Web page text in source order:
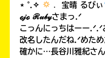
⋆ ˚.✧ ﹒ 宝晴 るびぃ
ℴ𝒿ℴ ℛ𝓊𝒷𝓎さまっ.ᐟ
こっんにっちはーー
改名したんだね.ᐟめた
確かに…長谷川雅紀さ